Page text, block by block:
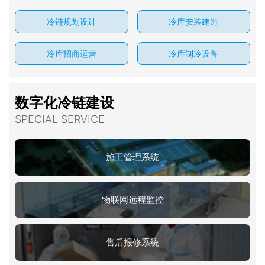
冷链规划设计 冷库安装建造
冷库招商运营 冷库制冷设备
数字化冷链建设
SPECIAL SERVICE
施工管理系统
物联网远程监控
售后报修系统